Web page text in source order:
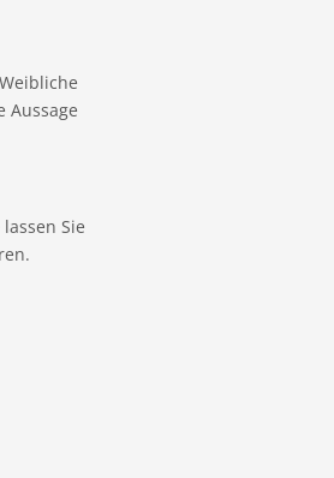
Aussage
Sie